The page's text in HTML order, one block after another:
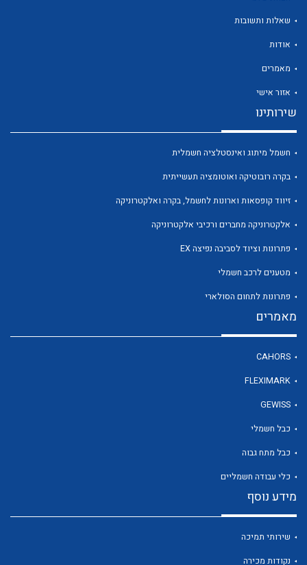
שאלות ותשובות
אודות
מאמרים
אזור אישי
שירותינו
חשמל מיתוג ואינסטלציה חשמלית
בקרה רובוטיקה ואוטומציה תעשייתית
זיווד קופסאות וארונות לחשמל, בקרה ואלקטרוניקה
אלקטרוניקה מחברים ורכיבי אלקטרוניקה
פתרונות וציוד לסביבה נפיצה EX
מטענים לרכב חשמלי
פתרונות לתחום הסולארי
מאמרים
CAHORS
FLEXIMARK
GEWISS
כבל חשמלי
כבל מתח גבוה
כלי עבודה חשמליים
מידע נוסף
שירותי תמיכה
נקודות מכירה